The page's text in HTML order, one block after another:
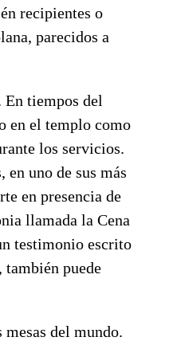
recipientes o
parecidos a
En tiempos del
en el templo como
los servicios.
uno de sus más
en presencia de
llamada la Cena
testimonio escrito
también puede
del mundo.